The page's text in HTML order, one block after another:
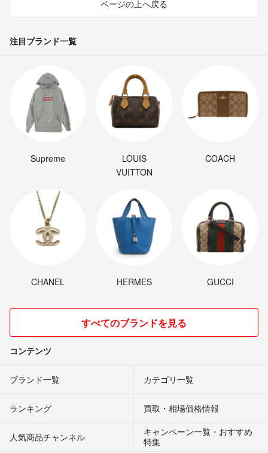
ページの上へ戻る
注目ブランド一覧
Supreme
LOUIS
VUITTON
COACH
CHANEL HERMES GUCCI
すべてのブランドを見る
コンテンツ
ブランド一覧 カテゴリ一覧
ランキング 買取・相場価格情報
人気商品チャンネル
キャンペーン一覧・おすすめ
特集